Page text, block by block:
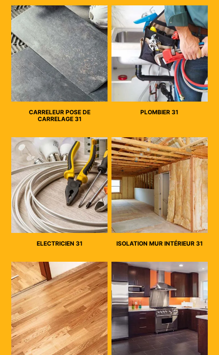
CARRELEUR POSE DE
CARRELAGE 31
PLOMBIER 31
ELECTRICIEN 31 ISOLATION MUR INTÉRIEUR 31